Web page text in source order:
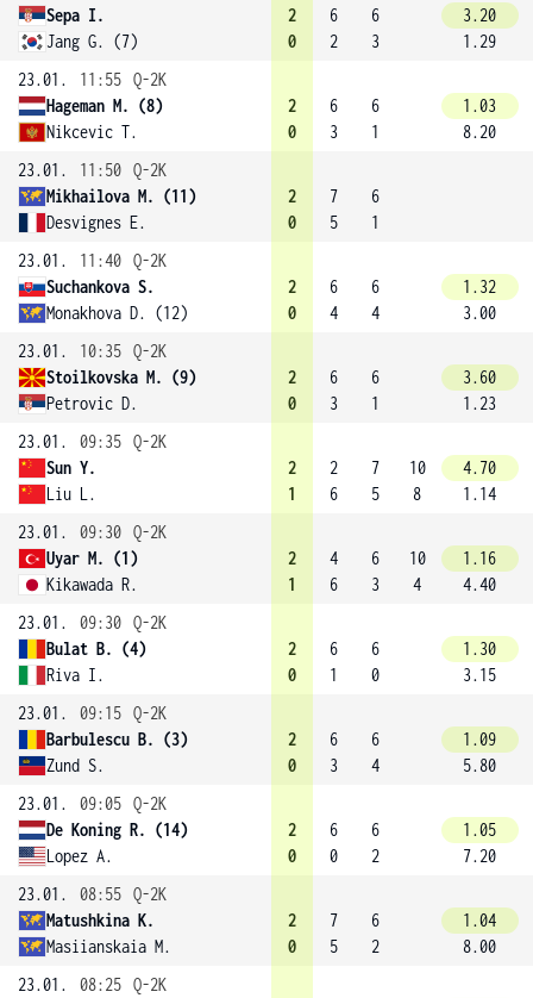
Sepa I.
Jang G. (7)
2
0
6
2
6
3
3.20
1.29
23.01.
11:55 Q-2K
Hageman M. (8)
Nikcevic T.
2
0
6
3
6
1
1.03
8.20
23.01.
11:50 Q-2K
Mikhailova M. (11)
Desvignes E.
2
0
7
5
6
1
23.01.
11:40 Q-2K
Suchankova S.
Monakhova D. (12)
2
0
6
4
6
4
1.32
3.00
23.01.
10:35 Q-2K
Stoilkovska M. (9)
Petrovic D.
2
0
6
3
6
1
3.60
1.23
23.01.
09:35 Q-2K
Sun Y.
Liu L.
2
1
2
6
7
5
10
8
4.70
1.14
23.01.
09:30 Q-2K
Uyar M. (1)
Kikawada R.
2
1
4
6
6
3
10
4
1.16
4.40
23.01.
09:30 Q-2K
Bulat B. (4)
Riva I.
2
0
6
1
6
0
1.30
3.15
23.01.
09:15 Q-2K
Barbulescu B. (3)
Zund S.
2
0
6
3
6
4
1.09
5.80
23.01.
09:05 Q-2K
De Koning R. (14)
Lopez A.
2
0
6
0
6
2
1.05
7.20
23.01.
08:55 Q-2K
Matushkina K.
Masiianskaia M.
2
0
7
5
6
2
1.04
8.00
23.01.
08:25 Q-2K